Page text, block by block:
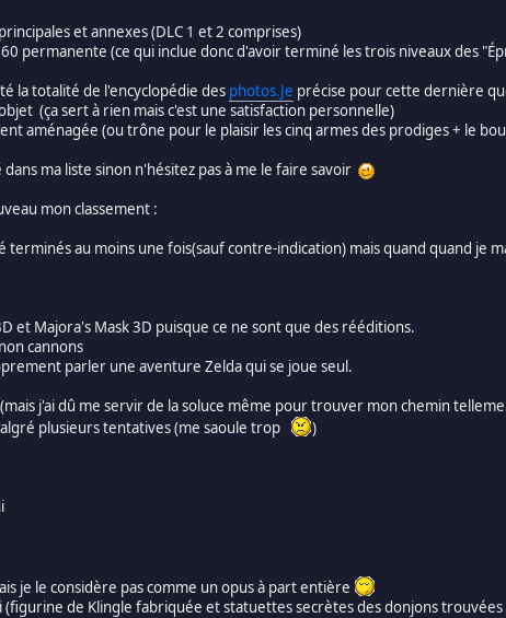
et annexes (DLC 1 et 2 comprises)
permanente (ce qui inclue donc d'avoir terminé les trois niveaux des
la totalité de l'encyclopédie des photos.Je précise pour cette dernière
(ça sert à rien mais c'est une satisfaction personnelle)
aménagée (ou trône pour le plaisir les cinq armes des prodiges + le
ma liste sinon n'hésitez pas à me le faire savoir
mon classement :
terminés au moins une fois(sauf contre-indication) mais quand quand je
et Majora's Mask 3D puisque ce ne sont que des rééditions.
cannons
parler une aventure Zelda qui se joue seul.
j'ai dû me servir de la soluce même pour trouver mon chemin
plusieurs tentatives (me saoule trop
)
je le considère pas comme un opus à part entière
(figurine de Klingle fabriquée et statuettes secrètes des donjons